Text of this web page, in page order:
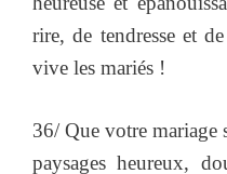
rire, de tendresse et
vive les mariés !
36/ Que votre mariage
paysages heureux,